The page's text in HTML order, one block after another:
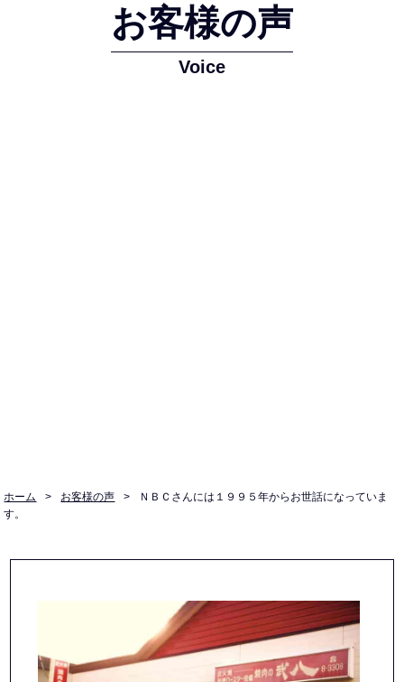
お客様の声
Voice
ホーム > お客様の声 >
ＮＢＣさんには１９９５年からお世話になっていま
す。